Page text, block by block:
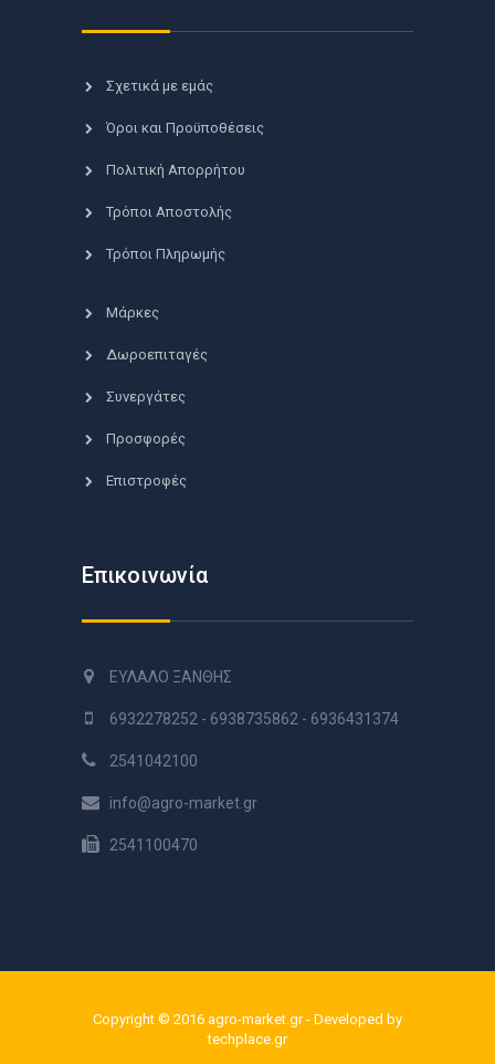
Σχετικά με εμάς
Όροι και Προϋποθέσεις
Πολιτική Απορρήτου
Τρόποι Αποστολής
Τρόποι Πληρωμής
Μάρκες
Δωροεπιταγές
Συνεργάτες
Προσφορές
Επιστροφές
Επικοινωνία
ΕΥΛΑΛΟ ΞΑΝΘΗΣ
6932278252 - 6938735862 - 6936431374
2541042100
info@agro-market.gr
2541100470
Copyright © 2016 agro-market.gr - Developed by
techplace.gr